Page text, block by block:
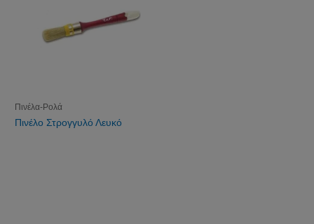
Πινέλα-Ρολά
Πινέλο Στρογγυλό Λευκό